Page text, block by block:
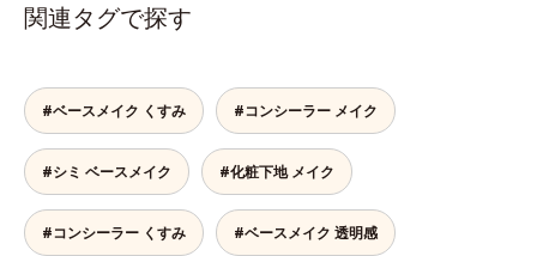
関連タグで探す
#ベースメイク くすみ #コンシーラー メイク
#シミ ベースメイク #化粧下地 メイク
#コンシーラー くすみ #ベースメイク 透明感